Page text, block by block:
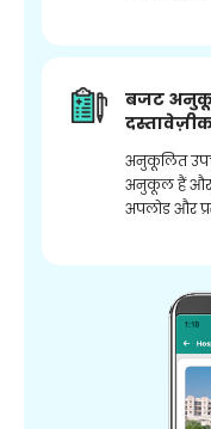
बजट
अनुकूलित
अनुकूल हैं और
अपलोड और